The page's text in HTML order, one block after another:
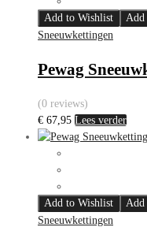
Add to Wishlist
Add
Sneeuwkettingen
Pewag
(0 reviews)
€ 67,95 Lees verder
Add to Wishlist
Add
Sneeuwkettingen